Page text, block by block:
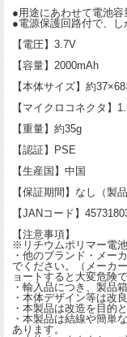
●用途にあわせて電池容
●電源保護回路付で、し
【電圧】3.7V
【容量】2000mAh
【本体サイズ】約
【マイクロコネクタ】
【重量】約35g
【認証】PSE
【生産国】中国
【保証期間】なし（製
【JANコード】
【注意事項】
※リチウムポリマー電
・他のブランド・メー
でください。（メーカ
ョートすると大変危険で
・輸入品につき、製品
・本体デザイン等は改
・本製品は改造を目的
・本製品は結線や簡単
あります。